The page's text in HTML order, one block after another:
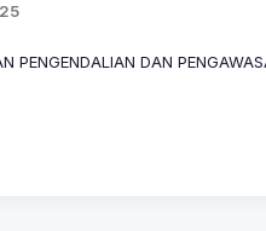
PENGENDALIAN DAN